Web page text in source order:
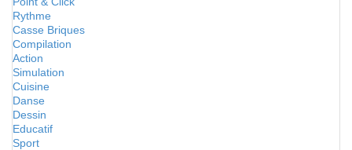
Rythme
Casse Briques
Compilation
Action
Simulation
Cuisine
Danse
Dessin
Educatif
Sport